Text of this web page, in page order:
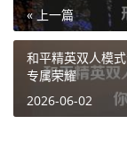
« 上一篇
和平精英双人模
专属荣耀
2026-06-02